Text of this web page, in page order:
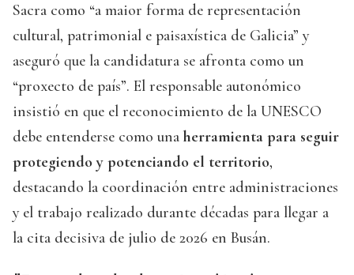
Sacra como “a maior forma de representación
cultural, patrimonial e paisaxística de Galicia” y
aseguró que la candidatura se afronta como un
“proxecto de país”. El responsable autonómico
insistió en que el reconocimiento de la UNESCO
debe entenderse como una herramienta para seguir
protegiendo y potenciando el territorio,
destacando la coordinación entre administraciones
y el trabajo realizado durante décadas para llegar a
la cita decisiva de julio de 2026 en Busán.